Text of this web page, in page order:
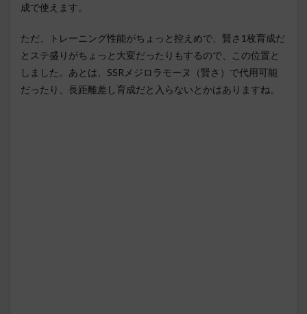
成で使えます。
ただ、トレーニング性能がちょっと控えめで、賢さ1枚育成だ
とステ盛りがちょっと大変だったりもするので、この位置と
しました。あとは、SSRメジロラモーヌ（賢さ）で代用可能
だったり、長距離差し育成だと入らないとかはありますね。